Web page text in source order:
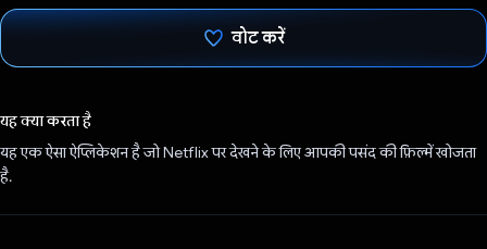
वोट करें
यह क्या करता है
यह एक ऐसा ऐप्लिकेशन है जो Netflix पर देखने के लिए आपकी पसंद की फ़िल्में खोजता
है.